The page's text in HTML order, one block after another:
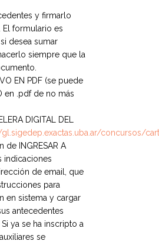
y firmarlo
El formulario es
desea sumar
siempre que la
EN PDF (se puede
en .pdf de no más
DIGITAL DEL
gl.sigedep.exactas.uba.ar/concursos/
de INGRESAR A
indicaciones
de email, que
para
en sistema y cargar
antecedentes
ya se ha inscripto a
se